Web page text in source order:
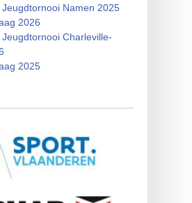
Namen 2025
2026
Charleville-
2025